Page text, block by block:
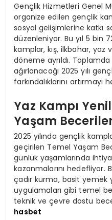
Gençlik Hizmetleri Genel
organize edilen gençlik
sosyal gelişimlerine katkı
düzenleniyor. Bu yıl 5 bin
kamplar, kış, ilkbahar,
döneme ayrıldı.
ağırlanacağı 2025 yılı
farkındalıklarını artırmayı
Yaz Kampı
Yaşam
2025 yılında gençlik
geçirilen Temel Yaşam
günlük yaşamlarında
kazanmalarını hedefliyor.
çadır kurma, basit yemek
uygulamaları gibi temel
teknik ve çevre dostu
hasbet